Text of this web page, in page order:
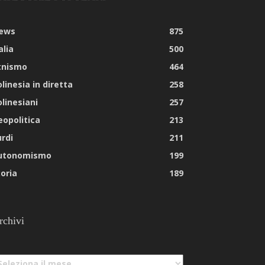
875
500
464
in diretta
258
257
213
211
199
189